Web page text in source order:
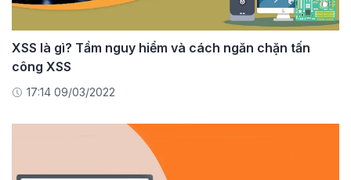
XSS là gì? Tầm nguy hiểm và cách ngăn chặn tấn
công XSS
17:14 09/03/2022